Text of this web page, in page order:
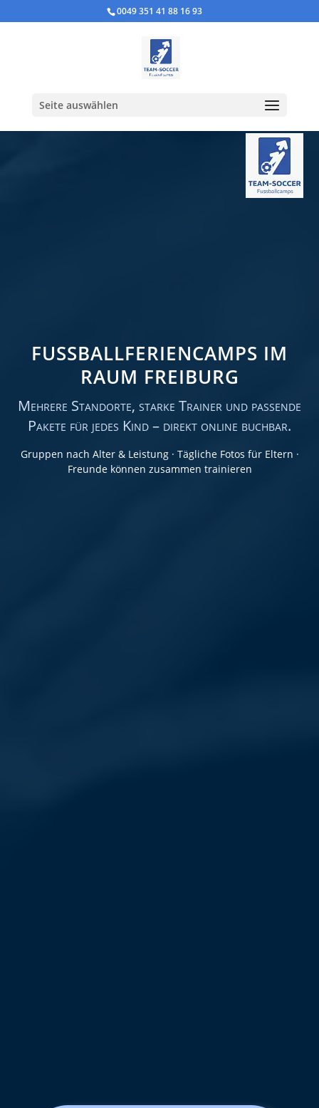
0049 351 41 88 16 93
Seite auswählen
FUSSBALLFERIENCAMPS IM R
AUM FREIBURG
Mehrere Standorte, starke Trainer und passende
Pakete für jedes Kind – direkt online buchbar.
Gruppen nach Alter & Leistung · Tägliche Fotos für Eltern ·
Freunde können zusammen trainieren